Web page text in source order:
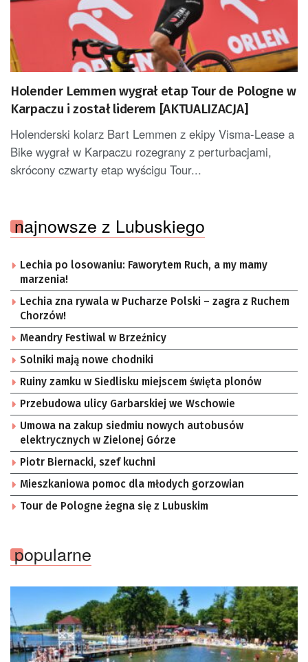
Holender Lemmen wygrał etap Tour de Pologne w
Karpaczu i został liderem [AKTUALIZACJA]
Holenderski kolarz Bart Lemmen z ekipy Visma-Lease a
Bike wygrał w Karpaczu rozegrany z perturbacjami,
skrócony czwarty etap wyścigu Tour...
najnowsze z Lubuskiego
Lechia po losowaniu: Faworytem Ruch, a my mamy
marzenia!
Lechia zna rywala w Pucharze Polski – zagra z Ruchem
Chorzów!
Meandry Festiwal w Brzeźnicy
Solniki mają nowe chodniki
Ruiny zamku w Siedlisku miejscem święta plonów
Przebudowa ulicy Garbarskiej we Wschowie
Umowa na zakup siedmiu nowych autobusów
elektrycznych w Zielonej Górze
Piotr Biernacki, szef kuchni
Mieszkaniowa pomoc dla młodych gorzowian
Tour de Pologne żegna się z Lubuskim
popularne